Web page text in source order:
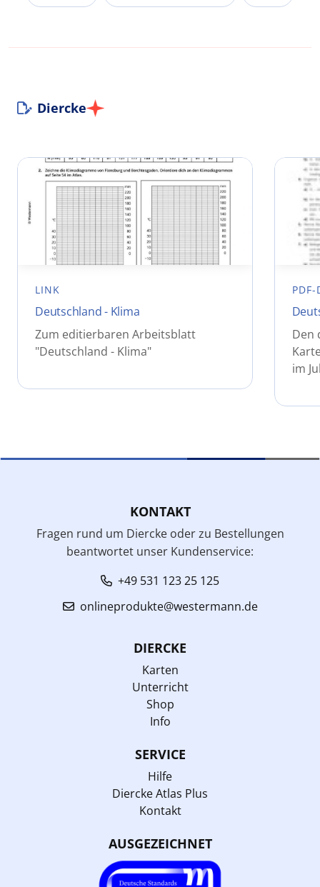
Diercke
LINK
Deutschland - Klima
Zum editierbaren Arbeitsblatt
"Deutschland - Klima"
PDF-
Den
im
KONTAKT
Fragen rund um Diercke oder zu Bestellungen
beantwortet unser Kundenservice:
+49 531 123 25 125
onlineprodukte@westermann.de
DIERCKE
Karten
Unterricht
Shop
Info
SERVICE
Hilfe
Diercke Atlas Plus
Kontakt
AUSGEZEICHNET